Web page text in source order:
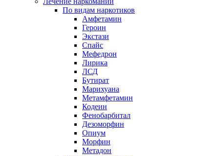
По видам наркотиков
Амфетамин
Героин
Экстази
Спайс
Мефедрон
Лирика
ЛСД
Бутират
Марихуана
Метамфетамин
Кодеин
Фенобарбитал
Дезоморфин
Опиум
Морфин
Метадон